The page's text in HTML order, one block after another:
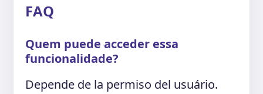
FAQ
Quem puede acceder essa
funcionalidade?
Depende de la permiso del usuário.